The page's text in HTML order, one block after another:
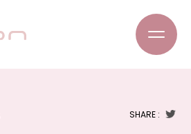
SHARE :